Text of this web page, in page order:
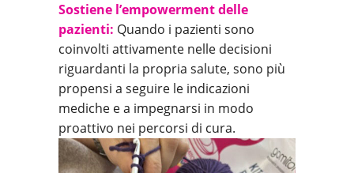
Sostiene l’empowerment delle
pazienti: Quando i pazienti sono
coinvolti attivamente nelle decisioni
riguardanti la propria salute, sono più
propensi a seguire le indicazioni
mediche e a impegnarsi in modo
proattivo nei percorsi di cura.